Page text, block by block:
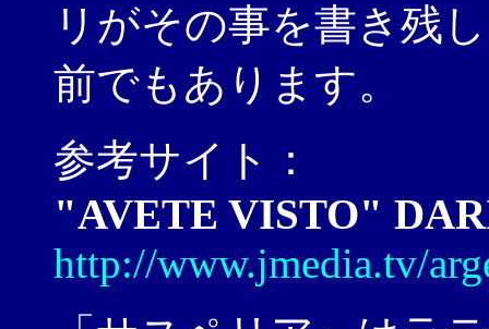
リがその事を書き残
前でもあります。
参考サイト：
"AVETE VISTO"
http://www.jmedia.tv/